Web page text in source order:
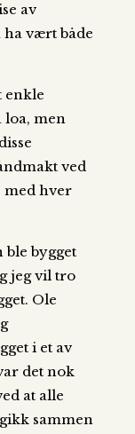
av
ha vært både
enkle
loa, men
ved
med hver
bygget
jeg vil tro
Ole
i et av
det nok
at alle
sammen